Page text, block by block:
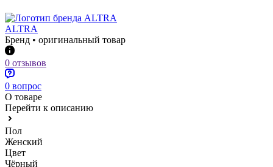
ALTRA
Бренд • оригинальный товар
0 отзывов
0 вопрос
О товаре
Перейти к описанию
Пол
Женский
Цвет
Чёрный